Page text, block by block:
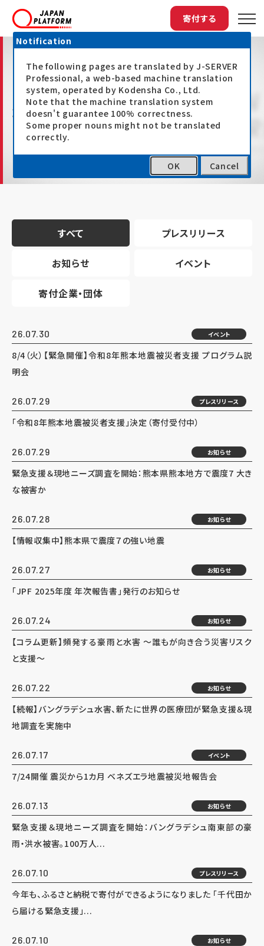
寄付する
最新情報
すべて プレスリリース
お知らせ イベント
寄付企業・団体
26.07.30 イベント
8/4（火）【緊急開催】令和8年熊本地震被災者支援 プログラム説
明会
26.07.29 プレスリリース
「令和8年熊本地震被災者支援」決定（寄付受付中）
26.07.29 お知らせ
緊急支援＆現地ニーズ調査を開始：熊本県熊本地方で震度7 大き
な被害か
26.07.28 お知らせ
【情報収集中】熊本県で震度７の強い地震
26.07.27 お知らせ
「JPF 2025年度 年次報告書」発行のお知らせ
26.07.24 お知らせ
【コラム更新】頻発する豪雨と水害 ～誰もが向き合う災害リスク
と支援～
26.07.22 お知らせ
【続報】バングラデシュ水害、新たに世界の医療団が緊急支援＆現
地調査を実施中
26.07.17 イベント
7/24開催 震災から1カ月 ベネズエラ地震被災地報告会
26.07.13 お知らせ
緊急支援＆現地ニーズ調査を開始：バングラデシュ南東部の豪
雨・洪水被害。100万人...
26.07.10 プレスリリース
今年も、ふるさと納税で寄付ができるようになりました 「千代田か
ら届ける緊急支援」...
26.07.10 お知らせ
Notification
The following pages are translated by J-SERVER
Professional, a web-based machine translation
system, operated by Kodensha Co., Ltd.
Note that the machine translation system
doesn't guarantee 100% correctness.
Some proper nouns might not be translated
correctly.
OK Cancel